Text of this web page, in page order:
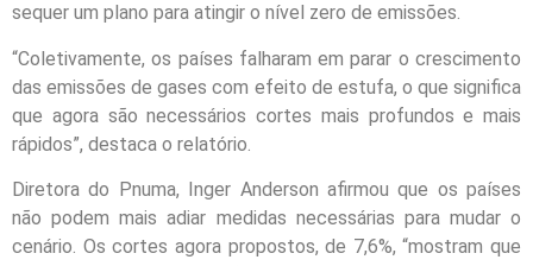
sequer um plano para atingir o nível zero de emissões.
“Coletivamente, os países falharam em parar o crescimento
das emissões de gases com efeito de estufa, o que significa
que agora são necessários cortes mais profundos e mais
rápidos”, destaca o relatório.
Diretora do Pnuma, Inger Anderson afirmou que os países
não podem mais adiar medidas necessárias para mudar o
cenário. Os cortes agora propostos, de 7,6%, “mostram que